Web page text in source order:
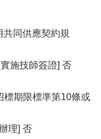
共同供應契約規
施技師簽證] 否
標期限標準第10條或
理] 否